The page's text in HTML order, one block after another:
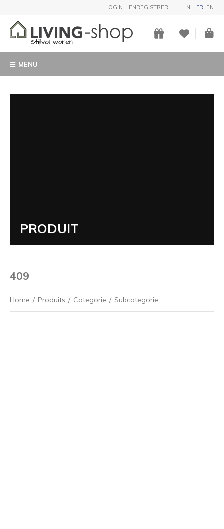
LOGIN ENREGISTRER NL FR EN
MENU
PRODUIT
409
Home / Produits / Categorie / Subcategorie